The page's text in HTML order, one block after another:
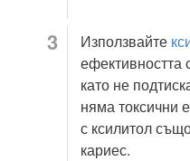
Използвайте
ефективността
като не
няма токсични
с ксилитол
кариес.